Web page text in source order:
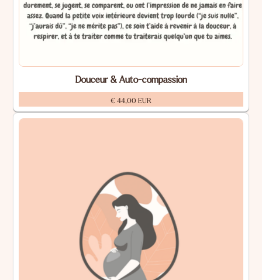
Douceur & Auto-compassion
€ 44,00 EUR